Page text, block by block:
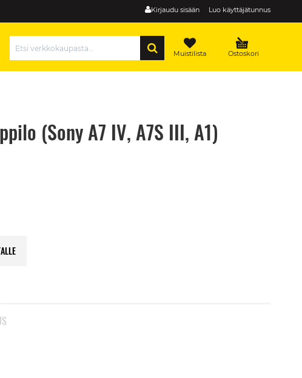
Kirjaudu sisään Luo käyttäjätunnus
Ostoskori
Muistilista
(Sony A7 IV, A7S III, A1)